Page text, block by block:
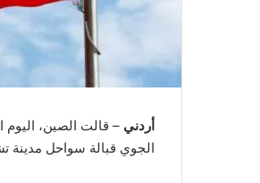
أردني – قالت الصين، اليوم
الجوي قبالة سواحل مدينة